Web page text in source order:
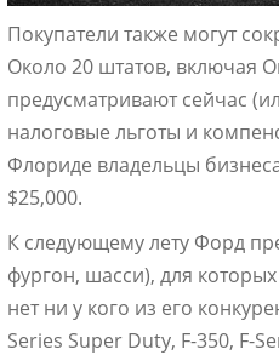
Покупатели также могут
Около 20 штатов, включая
предусматривают сейчас
налоговые льготы и
Флориде владельцы
$25,000.
К следующему лету Форд
фургон, шасси), для
нет ни у кого из его
Series Super Duty, F-350, F-